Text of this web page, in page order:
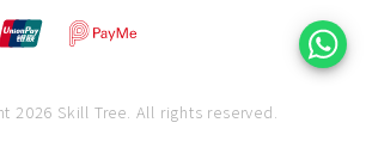
2026 Skill Tree. All rights reserved.